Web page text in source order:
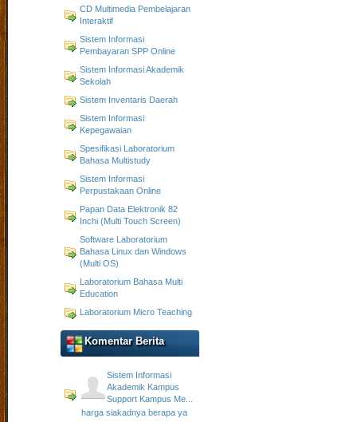
CD Multimedia Pembelajaran
Interaktif
Sistem Informasi
Pembayaran SPP Online
Sistem Informasi Akademik
Sekolah
Sistem Inventaris Daerah
Sistem Informasi
Kepegawaian
Spesifikasi Laboratorium
Bahasa Multistudy
Sistem Informasi
Perpustakaan Online
Papan Data Elektronik 82
Inchi (Multi Touch Screen)
Software Laboratorium
Bahasa Linux dan Windows
(Multi OS)
Laboratorium Bahasa Multi
Education
Laboratorium Micro Teaching
Komentar Berita
Sistem Informasi
Akademik Kampus
Support Kampus Me...
harga siakadnya berapa ya